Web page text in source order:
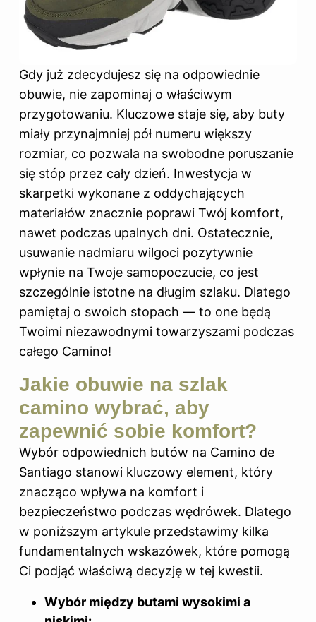
Gdy już zdecydujesz się na odpowiednie
obuwie, nie zapominaj o właściwym
przygotowaniu. Kluczowe staje się, aby buty
miały przynajmniej pół numeru większy
rozmiar, co pozwala na swobodne poruszanie
się stóp przez cały dzień. Inwestycja w
skarpetki wykonane z oddychających
materiałów znacznie poprawi Twój komfort,
nawet podczas upalnych dni. Ostatecznie,
usuwanie nadmiaru wilgoci pozytywnie
wpłynie na Twoje samopoczucie, co jest
szczególnie istotne na długim szlaku. Dlatego
pamiętaj o swoich stopach — to one będą
Twoimi niezawodnymi towarzyszami podczas
całego Camino!
Jakie obuwie na szlak
camino wybrać, aby
zapewnić sobie komfort?
Wybór odpowiednich butów na Camino de
Santiago stanowi kluczowy element, który
znacząco wpływa na komfort i
bezpieczeństwo podczas wędrówek. Dlatego
w poniższym artykule przedstawimy kilka
fundamentalnych wskazówek, które pomogą
Ci podjąć właściwą decyzję w tej kwestii.
Wybór między butami wysokimi a